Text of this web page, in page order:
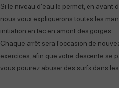
Si le niveau d'eau le permet, en avant
nous vous expliquerons toutes les
initiation en lac en amont des gorges.
Chaque arrêt sera l'occasion de
exercices, afin que votre descente se
vous pourrez abuser des surfs dans